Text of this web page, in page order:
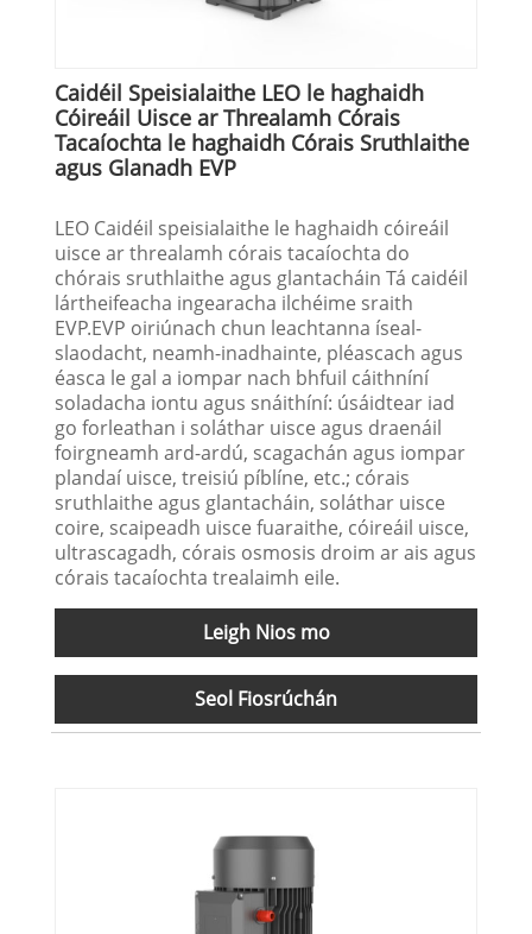
Caidéil Speisialaithe LEO le haghaidh
Cóireáil Uisce ar Threalamh Córais
Tacaíochta le haghaidh Córais Sruthlaithe
agus Glanadh EVP
LEO Caidéil speisialaithe le haghaidh cóireáil
uisce ar threalamh córais tacaíochta do
chórais sruthlaithe agus glantacháin Tá caidéil
lártheifeacha ingearacha ilchéime sraith
EVP.EVP oiriúnach chun leachtanna íseal-
slaodacht, neamh-inadhainte, pléascach agus
éasca le gal a iompar nach bhfuil cáithníní
soladacha iontu agus snáithíní: úsáidtear iad
go forleathan i soláthar uisce agus draenáil
foirgneamh ard-ardú, scagachán agus iompar
plandaí uisce, treisiú píblíne, etc.; córais
sruthlaithe agus glantacháin, soláthar uisce
coire, scaipeadh uisce fuaraithe, cóireáil uisce,
ultrascagadh, córais osmosis droim ar ais agus
córais tacaíochta trealaimh eile.
Leigh Nios mo
Seol Fiosrúchán